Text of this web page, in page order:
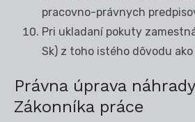
pracovno-právnych
Pri ukladaní pokuty
Sk) z toho istého dôvodu
Právna úprava
Zákonníka práce